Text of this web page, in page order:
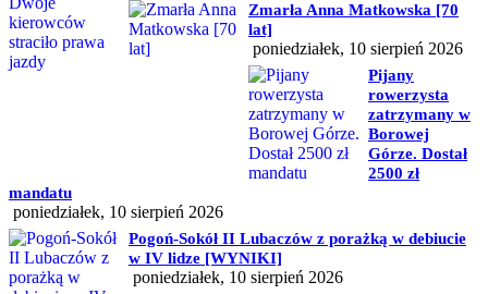
Zmarła Anna Matkowska [70
lat]
poniedziałek, 10 sierpień 2026
Pijany
rowerzysta
zatrzymany w
Borowej
Górze. Dostał
2500 zł
mandatu
poniedziałek, 10 sierpień 2026
Pogoń-Sokół II Lubaczów z porażką w debiucie
w IV lidze [WYNIKI]
poniedziałek, 10 sierpień 2026